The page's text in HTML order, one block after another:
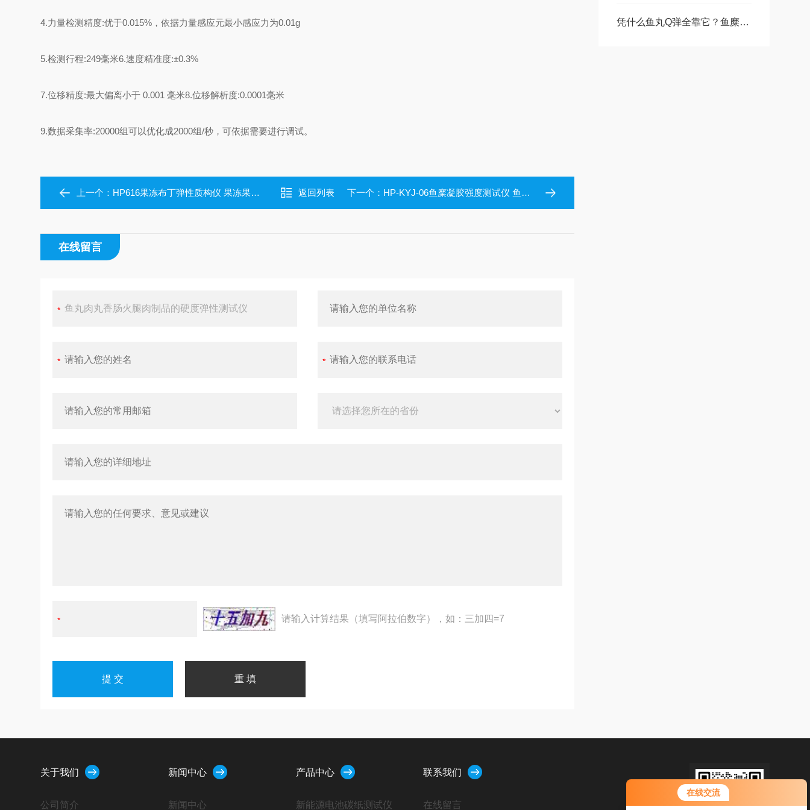
在线交流
您好！欢迎前来咨询，很高兴为您
服务，请问您要咨询什么问题呢？
凭什么鱼丸Q弹全靠它？鱼糜弹性测试仪，解锁水产美食的品质密码
4.力量检测精度:优于0.015% ，依据力量感应元最小感应力为0.01g
5.检测行程:249毫米6.速度精准度:±0.3%
7.位移精度:最大偏离小于0.001毫米8.位移解析度:0.0001毫米
9.数据采集率:20000组可以优化成2000组/秒，可依据需要进行调试。
上一个： HP616果冻布丁弹性质构仪 果冻果酱蛋白凝胶 返回列表 下一个： HP-KYJ-06鱼糜凝胶强度测试仪 鱼糜物性测定仪
在线留言
请输入计算结果（填写阿拉伯数字），如：三加四=7
关于我们
公司简介
新闻中心
新闻中心
产品中心
新能源电池碳纸测试仪
联系我们
在线留言